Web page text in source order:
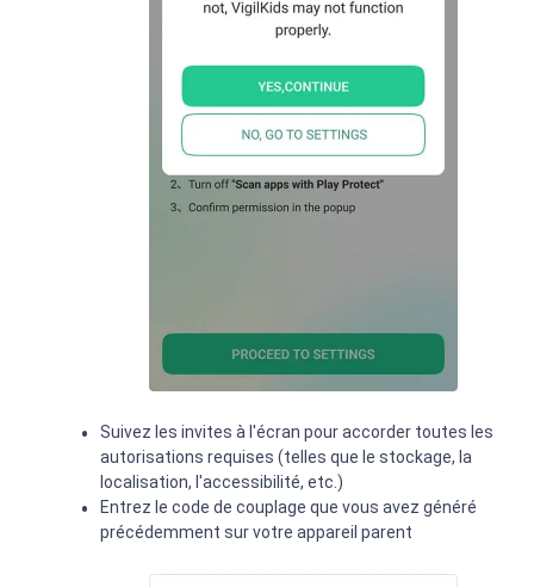
Suivez les invites à l'écran pour accorder toutes les
autorisations requises (telles que le stockage, la
localisation, l'accessibilité, etc.)
Entrez le code de couplage que vous avez généré
précédemment sur votre appareil parent